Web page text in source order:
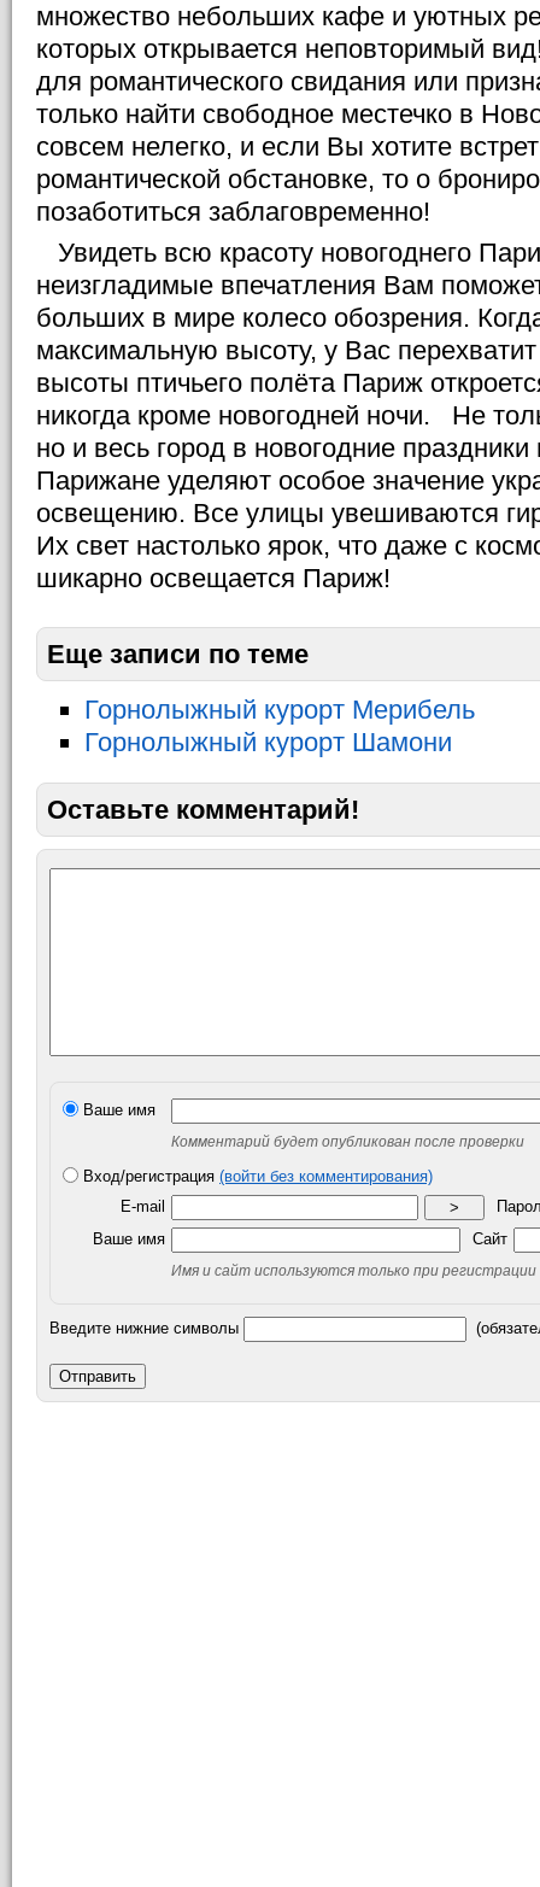
множество небольших кафе и уютных
которых открывается неповторимый
для романтического свидания или
только найти свободное местечко в
совсем нелегко, и если Вы хотите
романтической обстановке, то о
позаботиться заблаговременно!
Увидеть всю красоту новогоднего
неизгладимые впечатления Вам
больших в мире колесо обозрения.
максимальную высоту, у Вас
высоты птичьего полёта Париж
никогда кроме новогодней ночи. Не
но и весь город в новогодние
Парижане уделяют особое значение
освещению. Все улицы увешиваются
Их свет настолько ярок, что даже с
шикарно освещается Париж!
Еще записи по теме
Горнолыжный курорт Мерибель
Горнолыжный курорт Шамони
Оставьте комментарий!
Ваше имя
Комментарий будет опубликован после проверки
Вход/регистрация (войти без комментирования)
E-mail
>
Ваше имя
Сайт
Имя и сайт используются только при регистрации
Введите нижние символы
Отправить